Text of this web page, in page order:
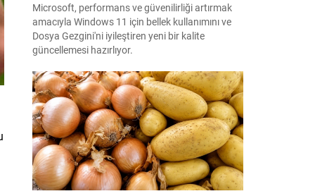
Microsoft, performans ve güvenilirliği artırmak
amacıyla Windows 11 için bellek kullanımını ve
Dosya Gezgini'ni iyileştiren yeni bir kalite
güncellemesi hazırlıyor.